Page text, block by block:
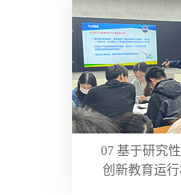
07 基于研究
创新教育运